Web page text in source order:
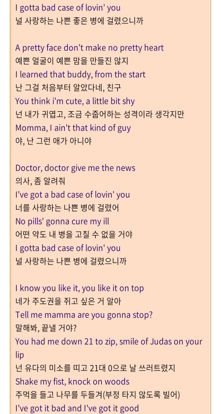
I gotta bad case of lovin' you
널 사랑하는 나쁜 좋은 병에 걸렸으니까
A pretty face don't make no pretty heart
예쁜 얼굴이 예쁜 맘을 만들진 않지
I learned that buddy, from the start
난 그걸 처음부터 알았다네, 친구
You think i'm cute, a little bit shy
넌 내가 귀엽고, 조금 수줍어하는 성격이라 생각지만
Momma, I ain't that kind of guy
야, 난 그런 애가 아니야
Doctor, doctor give me the news
의사, 좀 알려줘
I've got a bad case of lovin' you
너를 사랑하는 나쁜 병에 걸렸어
No pills' gonna cure my ill
어떤 약도 내 병을 고칠 수 없을 거야
I gotta bad case of lovin' you
널 사랑하는 나쁜 병에 걸렸으니까
I know you like it, you like it on top
네가 주도권을 쥐고 싶은 거 알아
Tell me mamma are you gonna stop?
말해봐, 끝낼 거야?
You had me down 21 to zip, smile of Judas on your
lip
넌 유다의 미소를 띠고 21대 0으로 날 쓰러트렸지
Shake my fist, knock on woods
주먹을 들고 나무를 두들겨(부정 타지 않도록 빌어)
I've got it bad and I've got it good